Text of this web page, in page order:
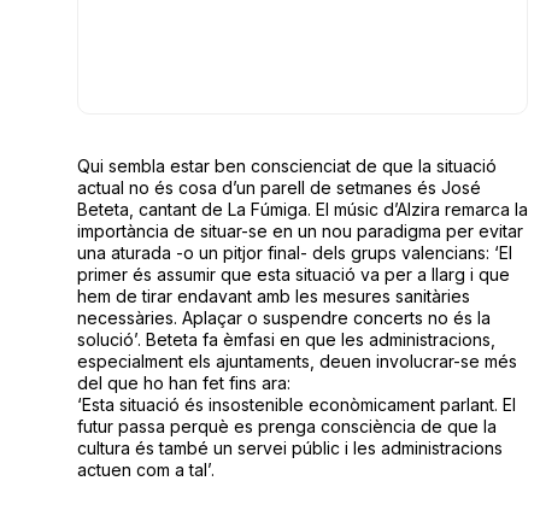
Qui sembla estar ben conscienciat de que la situació
actual no és cosa d’un parell de setmanes és José
Beteta, cantant de La Fúmiga. El músic d’Alzira remarca la
importància de situar-se en un nou paradigma per evitar
una aturada -o un pitjor final- dels grups valencians: ‘El
primer és assumir que esta situació va per a llarg i que
hem de tirar endavant amb les mesures sanitàries
necessàries. Aplaçar o suspendre concerts no és la
solució’. Beteta fa èmfasi en que les administracions,
especialment els ajuntaments, deuen involucrar-se més
del que ho han fet fins ara:
‘Esta situació és insostenible econòmicament parlant. El
futur passa perquè es prenga consciència de que la
cultura és també un servei públic i les administracions
actuen com a tal’.